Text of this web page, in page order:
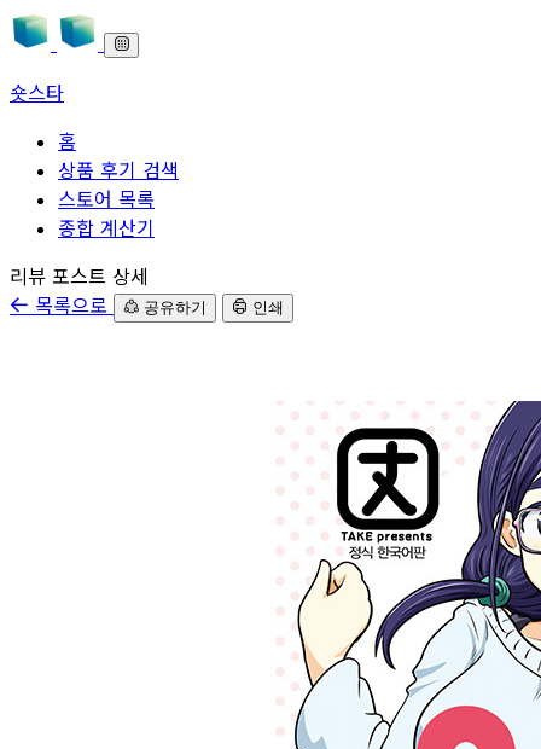
숏스타
홈
상품 후기 검색
스토어 목록
종합 계산기
본문으로 바로가기
리뷰 포스트 상세
목록으로
공유하기 인쇄